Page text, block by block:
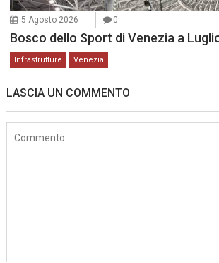
5 Agosto 2026 0
Bosco dello Sport di Venezia a
Infrastrutture Venezia
LASCIA UN COMMENTO